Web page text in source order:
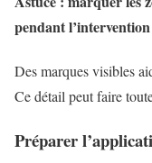
pendant l’intervention
Des marques visibles
Ce détail peut faire
Préparer